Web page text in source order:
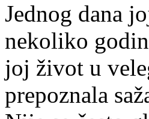
Jednog dana
nekoliko
joj život u
prepoznala